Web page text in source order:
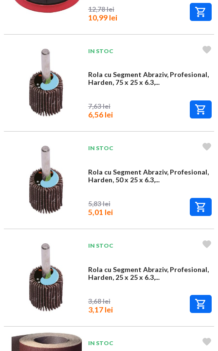
12,78 lei
10,99 lei
IN STOC
Rola cu Segment Abraziv, Profesional,
Harden, 75 x 25 x 6.3,...
7,63 lei
6,56 lei
IN STOC
Rola cu Segment Abraziv, Profesional,
Harden, 50 x 25 x 6.3,...
5,83 lei
5,01 lei
IN STOC
Rola cu Segment Abraziv, Profesional,
Harden, 25 x 25 x 6.3,...
3,68 lei
3,17 lei
IN STOC